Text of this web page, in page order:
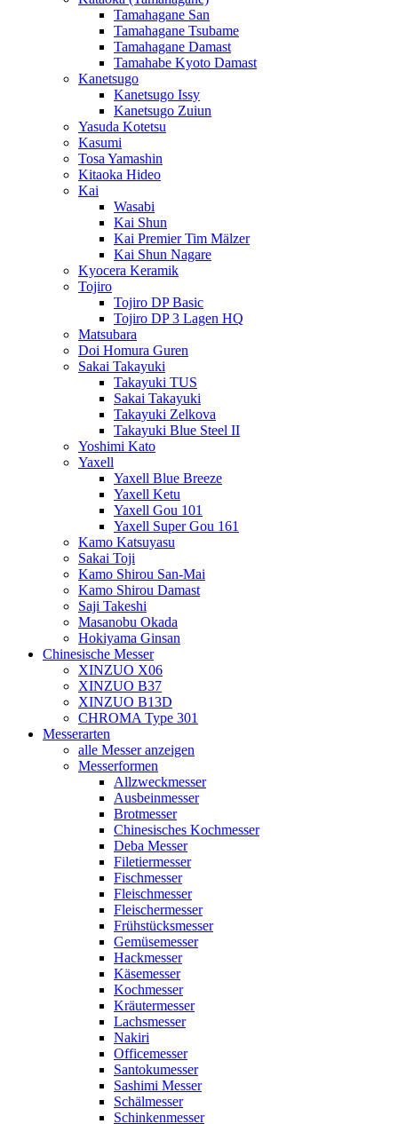
Tamahagane San
Tamahagane Tsubame
Tamahagane Damast
Tamahabe Kyoto Damast
Kanetsugo
Kanetsugo Issy
Kanetsugo Zuiun
Yasuda Kotetsu
Kasumi
Tosa Yamashin
Kitaoka Hideo
Kai
Wasabi
Kai Shun
Kai Premier Tim Mälzer
Kai Shun Nagare
Kyocera Keramik
Tojiro
Tojiro DP Basic
Tojiro DP 3 Lagen HQ
Matsubara
Doi Homura Guren
Sakai Takayuki
Takayuki TUS
Sakai Takayuki
Takayuki Zelkova
Takayuki Blue Steel II
Yoshimi Kato
Yaxell
Yaxell Blue Breeze
Yaxell Ketu
Yaxell Gou 101
Yaxell Super Gou 161
Kamo Katsuyasu
Sakai Toji
Kamo Shirou San-Mai
Kamo Shirou Damast
Saji Takeshi
Masanobu Okada
Hokiyama Ginsan
Chinesische Messer
XINZUO X06
XINZUO B37
XINZUO B13D
CHROMA Type 301
Messerarten
alle Messer anzeigen
Messerformen
Allzweckmesser
Ausbeinmesser
Brotmesser
Chinesisches Kochmesser
Deba Messer
Filetiermesser
Fischmesser
Fleischmesser
Fleischermesser
Frühstücksmesser
Gemüsemesser
Hackmesser
Käsemesser
Kochmesser
Kräutermesser
Lachsmesser
Nakiri
Officemesser
Santokumesser
Sashimi Messer
Schälmesser
Schinkenmesser